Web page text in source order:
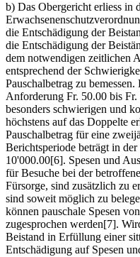
b) Das Obergericht erliess in
die Entschädigung der
die Entschädigung der
dem notwendigen zeitlichen
entsprechend der
Pauschalbetrag zu
Anforderung Fr. 50.00 bis
besonders schwierigen und
höchstens auf das Doppelte
Pauschalbetrag für eine
Berichtsperiode beträgt in
10'000.00[6]. Spesen und
für Besuche bei der
Fürsorge, sind zusätzlich zu
sind soweit möglich zu
können pauschale Spesen
zugesprochen werden[7].
Beistand in Erfüllung einer
Entschädigung auf Spesen